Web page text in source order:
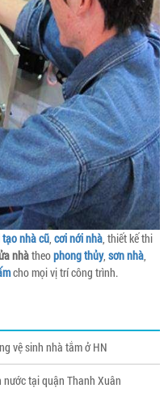
nhà cũ, cơi nới nhà, thiết kế thi
nhàtheophong thủy, sơn nhà,
cho mọi vị trí công trình.
vệ sinh nhà tắm ở HN
tại quận Thanh Xuân